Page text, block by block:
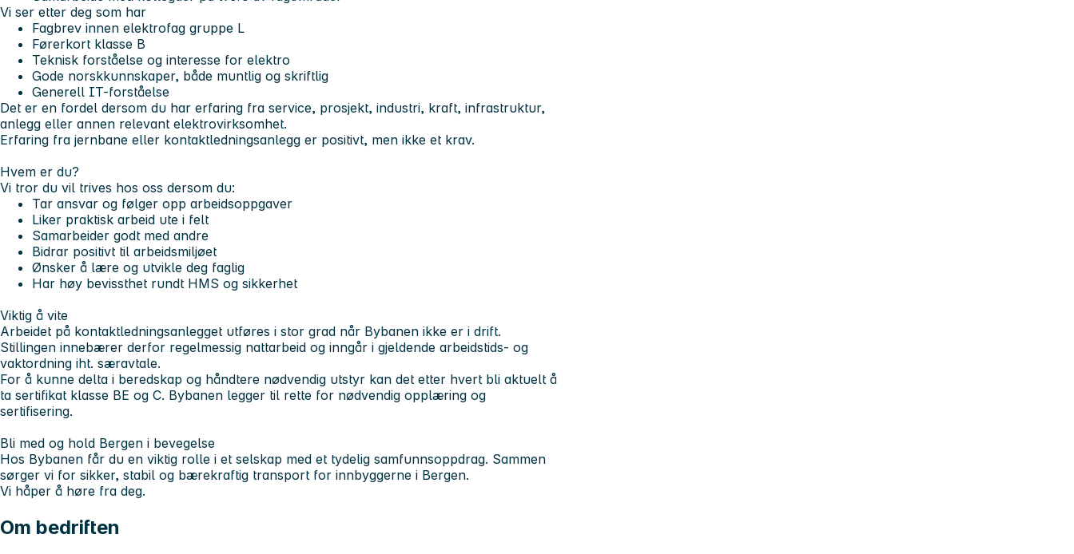
Vi ser etter deg som har
Fagbrev innen elektrofag gruppe L
Førerkort klasse B
Teknisk forståelse og interesse for elektro
Gode norskkunnskaper, både muntlig og skriftlig
Generell IT-forståelse
Det er en fordel dersom du har erfaring fra service, prosjekt, industri, kraft, infrastruktur,
anlegg eller annen relevant elektrovirksomhet.
Erfaring fra jernbane eller kontaktledningsanlegg er positivt, men ikke et krav.
Hvem er du?
Vi tror du vil trives hos oss dersom du:
Tar ansvar og følger opp arbeidsoppgaver
Liker praktisk arbeid ute i felt
Samarbeider godt med andre
Bidrar positivt til arbeidsmiljøet
Ønsker å lære og utvikle deg faglig
Har høy bevissthet rundt HMS og sikkerhet
Viktig å vite
Arbeidet på kontaktledningsanlegget utføres i stor grad når Bybanen ikke er i drift.
Stillingen innebærer derfor regelmessig nattarbeid og inngår i gjeldende arbeidstids- og
vaktordning iht. særavtale.
For å kunne delta i beredskap og håndtere nødvendig utstyr kan det etter hvert bli aktuelt å
ta sertifikat klasse BE og C. Bybanen legger til rette for nødvendig opplæring og
sertifisering.
Bli med og hold Bergen i bevegelse
Hos Bybanen får du en viktig rolle i et selskap med et tydelig samfunnsoppdrag. Sammen
sørger vi for sikker, stabil og bærekraftig transport for innbyggerne i Bergen.
Vi håper å høre fra deg.
Om bedriften